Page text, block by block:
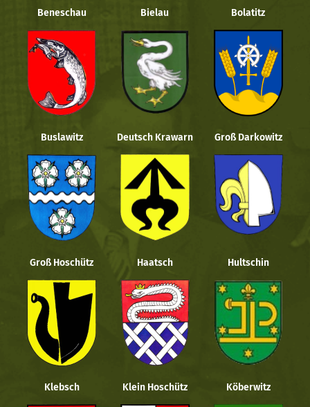
Beneschau Bielau Bolatitz
Buslawitz Deutsch Krawarn Groß Darkowitz
Groß Hoschütz Haatsch Hultschin
Klebsch Klein Hoschütz Köberwitz